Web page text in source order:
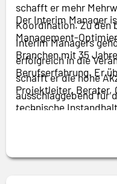
schafft er mehr
Koordination. Zu den
Interim Managers
erfolgreich in die
schafft er die hohe
ausschlaggebend für
Der Interim Manager
Management-
Branchen mit 35
Berufserfahrung. Er
Projektleiter,
technische
Projekten, wurde